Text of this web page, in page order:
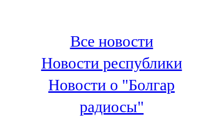
100,3 FM
Зәй
106,6 FM
Кадыбаш
105,2 FM
Все новости
Новости республики
Новости о "Болгар
радиосы"